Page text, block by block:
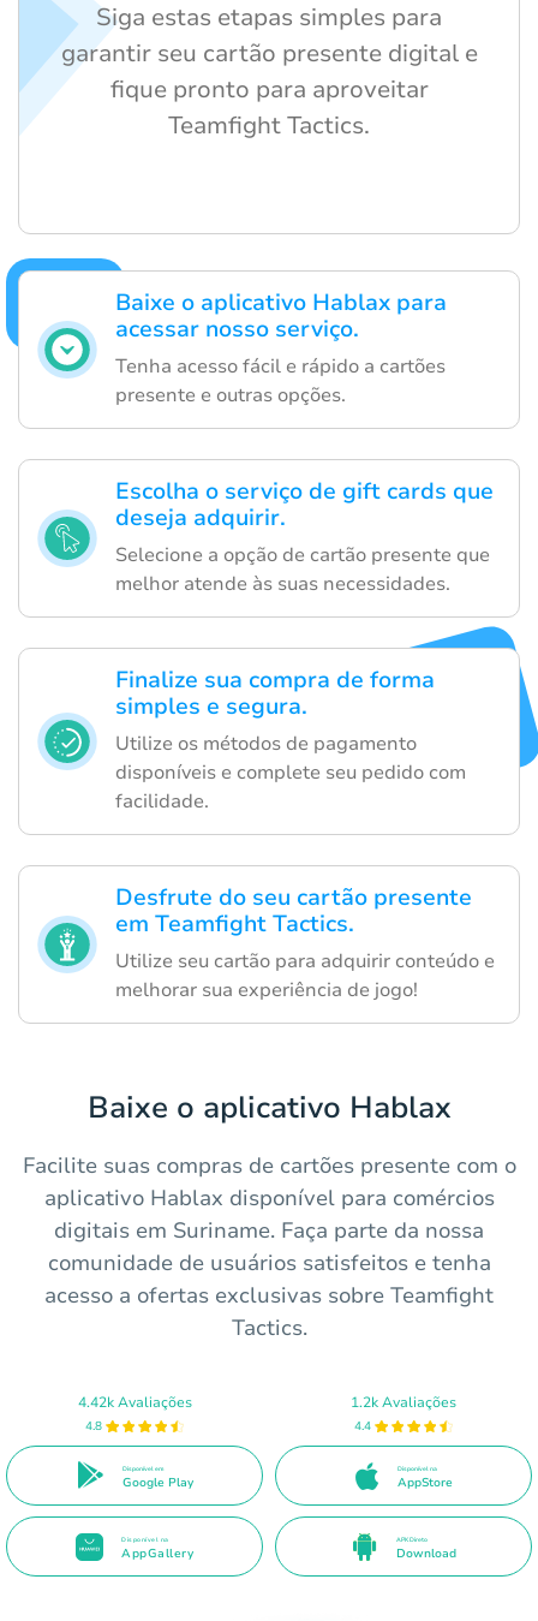
Baixe o aplicativo Hablax para
acessar nosso serviço.
Tenha acesso fácil e rápido a cartões
presente e outras opções.
Escolha o serviço de gift cards que
deseja adquirir.
Selecione a opção de cartão presente que
melhor atende às suas necessidades.
Finalize sua compra de forma
simples e segura.
Utilize os métodos de pagamento
disponíveis e complete seu pedido com
facilidade.
Desfrute do seu cartão presente
em Teamfight Tactics.
Utilize seu cartão para adquirir conteúdo e
melhorar sua experiência de jogo!
Siga estas etapas simples para
garantir seu cartão presente digital e
fique pronto para aproveitar
Teamfight Tactics.
Baixe o aplicativo Hablax
Facilite suas compras de cartões presente com o
aplicativo Hablax disponível para comércios
digitais em Suriname. Faça parte da nossa
comunidade de usuários satisfeitos e tenha
acesso a ofertas exclusivas sobre Teamfight
Tactics.
4.42k Avaliações
4.8
Disponível em
Google Play
1.2k Avaliações
4.4
Disponível na
AppStore
Disponível na
AppGallery
APK Direto
Download